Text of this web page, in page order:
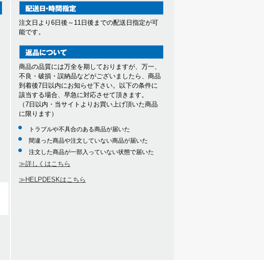
注文日より6日後～11日後までの配送日指定が可
能です。
商品の品質には万全を期しておりますが、万一、
不良・破損・誤納品などがございましたら、商品
到着後7日以内にお知らせ下さい。以下の条件に
該当する場合、早急に対応させて頂きます。
（7日以内・当サイトよりお買い上げ頂いた商品
に限ります）
トラブルや不具合のある商品が届いた
間違った商品や注文していない商品が届いた
注文した商品が一部入っていない状態で届いた
≫詳しくはこちら
≫HELPDESKはこちら